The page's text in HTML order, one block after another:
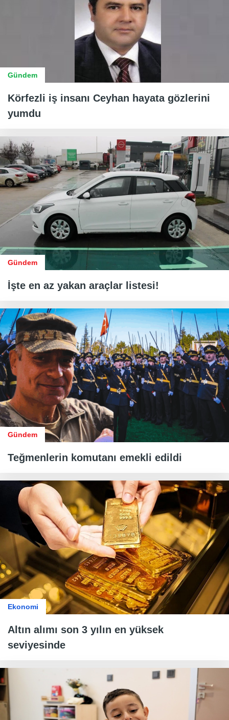
Gündem
Körfezli iş insanı Ceyhan hayata gözlerini
yumdu
Gündem
İşte en az yakan araçlar listesi!
Gündem
Teğmenlerin komutanı emekli edildi
Ekonomi
Altın alımı son 3 yılın en yüksek
seviyesinde